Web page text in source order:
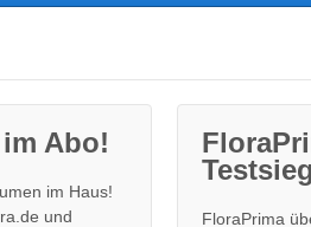
Abo!
im Haus!
und
FloraPrima